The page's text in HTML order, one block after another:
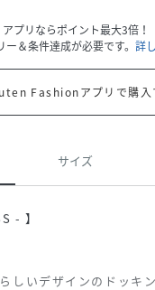
アプリならポイント最大3倍！
＆条件達成が必要です。 詳
Fashionアプリで購入
サイズ
- 】
しいデザインのドッキ